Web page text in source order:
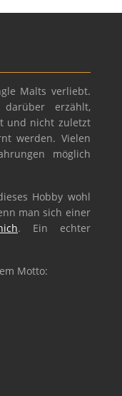
Malts verliebt.
darüber erzählt,
und nicht zuletzt
werden. Vielen
möglich
Hobby wohl
man sich einer
. Ein echter
Motto: